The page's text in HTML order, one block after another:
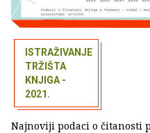
ISTRAŽIVANJE
TRŽIŠTA
KNJIGA -
2021.
Najnoviji podaci o čitanosti